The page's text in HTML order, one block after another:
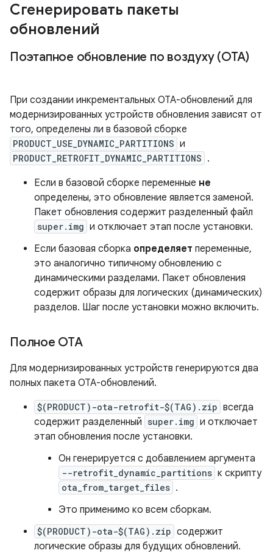
Сгенерировать пакеты
обновлений
Поэтапное обновление по воздуху (OTA)
При создании инкрементальных OTA-обновлений для
модернизированных устройств обновления зависят от
того, определены ли в базовой сборке
PRODUCT_USE_DYNAMIC_PARTITIONS и
PRODUCT_RETROFIT_DYNAMIC_PARTITIONS .
Если в базовой сборке переменные не
определены, это обновление является заменой.
Пакет обновления содержит разделенный файл
super.img и отключает этап после установки.
Если базовая сборка определяет переменные,
это аналогично типичному обновлению с
динамическими разделами. Пакет обновления
содержит образы для логических (динамических)
разделов. Шаг после установки можно включить.
Полное OTA
Для модернизированных устройств генерируются два
полных пакета OTA-обновлений.
$(PRODUCT)-ota-retrofit-$(TAG).zip всегда
содержит разделенный super.img и отключает
этап обновления после установки.
Он генерируется с добавлением аргумента
--retrofit_dynamic_partitions к скрипту
ota_from_target_files .
Это применимо ко всем сборкам.
$(PRODUCT)-ota-$(TAG).zip содержит
логические образы для будущих обновлений.